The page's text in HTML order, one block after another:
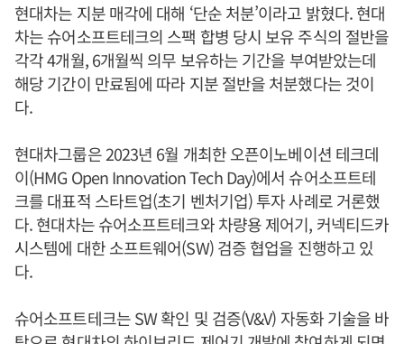
현대차는 지분 매각에 대해 ‘단순 처분’이라고 밝혔다. 현대
차는 슈어소프트테크의 스팩 합병 당시 보유 주식의 절반을
각각 4개월, 6개월씩 의무 보유하는 기간을 부여받았는데
해당 기간이 만료됨에 따라 지분 절반을 처분했다는 것이
다.
현대차그룹은 2023년 6월 개최한 오픈이노베이션 테크데
이(HMG Open Innovation Tech Day)에서 슈어소프트테
크를 대표적 스타트업(초기 벤처기업) 투자 사례로 거론했
다. 현대차는 슈어소프트테크와 차량용 제어기, 커넥티드카
시스템에 대한 소프트웨어(SW) 검증 협업을 진행하고 있
다.
슈어소프트테크는 SW 확인 및 검증(V&V) 자동화 기술을 바